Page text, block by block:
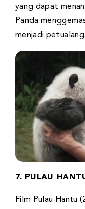
yang dapat
Panda
menjadi
7. PULAU
Film Pulau Hantu